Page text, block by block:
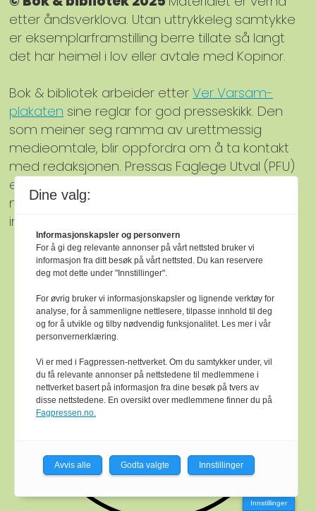
etter åndsverklova. Utan uttrykkeleg samtykke
er eksemplarframstilling berre tillate så langt
det har heimel i lov eller avtale med Kopinor.
Bok & bibliotek arbeider etterVer Varsam-
plakaten sine reglar for god presseskikk. Den
som meiner seg ramma av urettmessig
medieomtale, blir oppfordra om å ta kontakt
med redaksjonen. Pressas Faglege Utval (PFU)
er et klageorgan som behandlar klager mot
mediene i presseetiske spørsmål. For
informasjon om klagerett, sjå
Innstillinger
Dine valg:
Informasjonskapsler og personvern
For å gi deg relevante annonser på vårt nettsted bruker vi
informasjon fra ditt besøk på vårt nettsted. Du kan reservere
deg mot dette under "Innstillinger".
For øvrig bruker vi informasjonskapsler og lignende verktøy for
analyse, for å sammenligne nettlesere, tilpasse innhold til deg
og for å utvikle og tilby nødvendig funksjonalitet. Les mer i vår
personvernerklæring.
Vi er med i Fagpressen-nettverket. Om du samtykker under, vil
du få relevante annonser på nettstedene til medlemmene i
nettverket basert på informasjon fra dine besøk på tvers av
disse nettstedene. En oversikt over medlemmene finner du på
Fagpressen.no.
Avvis alle Godta valgte Innstillinger